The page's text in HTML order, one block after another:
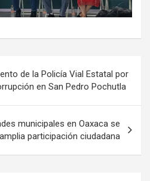
de la Policía Vial Estatal por
en San Pedro Pochutla
municipales en Oaxaca se
participación ciudadana